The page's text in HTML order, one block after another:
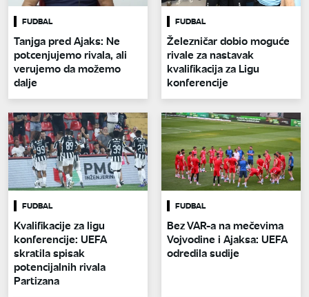
FUDBAL
Tanjga pred Ajaks: Ne
potcenjujemo rivala, ali
verujemo da možemo
dalje
FUDBAL
Železničar dobio moguće
rivale za nastavak
kvalifikacija za Ligu
konferencije
FUDBAL
Kvalifikacije za ligu
konferencije: UEFA
skratila spisak
potencijalnih rivala
Partizana
FUDBAL
Bez VAR-a na mečevima
Vojvodine i Ajaksa: UEFA
odredila sudije